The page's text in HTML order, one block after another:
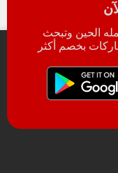
الحين وتبحث
بخصم أكثر